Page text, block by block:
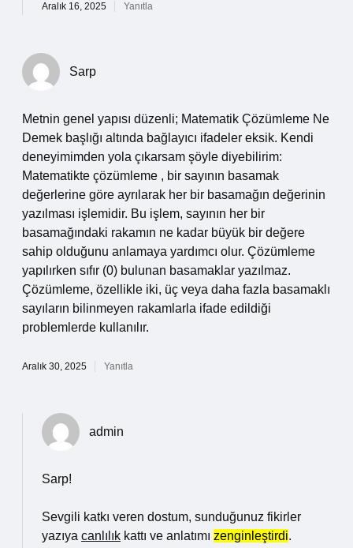
Aralık 16, 2025 Yanıtla
Sarp
Metnin genel yapısı düzenli; Matematik Çözümleme Ne
Demek başlığı altında bağlayıcı ifadeler eksik. Kendi
deneyimimden yola çıkarsam şöyle diyebilirim:
Matematikte çözümleme , bir sayının basamak
değerlerine göre ayrılarak her bir basamağın değerinin
yazılması işlemidir. Bu işlem, sayının her bir
basamağındaki rakamın ne kadar büyük bir değere
sahip olduğunu anlamaya yardımcı olur. Çözümleme
yapılırken sıfır (0) bulunan basamaklar yazılmaz.
Çözümleme, özellikle iki, üç veya daha fazla basamaklı
sayıların bilinmeyen rakamlarla ifade edildiği
problemlerde kullanılır.
Aralık 30, 2025 Yanıtla
admin
Sarp!
Sevgili katkı veren dostum, sunduğunuz fikirler
yazıya canlılık kattı ve anlatımı zenginleştirdi.